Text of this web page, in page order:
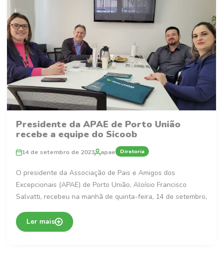
Presidente da APAE de Porto União
recebe a equipe do Sicoob
14 de setembro de 2023 apae Diretoria
O presidente da Associação de Pais e Amigos dos
Excepcionais (APAE) de Porto União, Aloísio Francisco
Salvatti, recebeu na manhã de quinta-feira, 14 de setembro,
Ler mais